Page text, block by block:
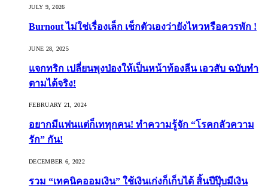
JULY 9, 2026
Burnout ไม่ใช่เรื่องเล็ก เช็กตัวเองว่ายังไหวหรือควรพัก !
JUNE 28, 2025
แจกทริก เปลี่ยนพุงป่องให้เป็นหน้าท้องลีน เอวสับ ฉบับทำ
ตามได้จริง!
FEBRUARY 21, 2024
อยากมีแฟนแต่ก็เททุกคน! ทำความรู้จัก “โรคกลัวความ
รัก” กัน!
DECEMBER 6, 2022
รวม “เทคนิคออมเงิน” ใช้เงินเก่งก็เก็บได้ สิ้นปีปุ๊บมีเงิน